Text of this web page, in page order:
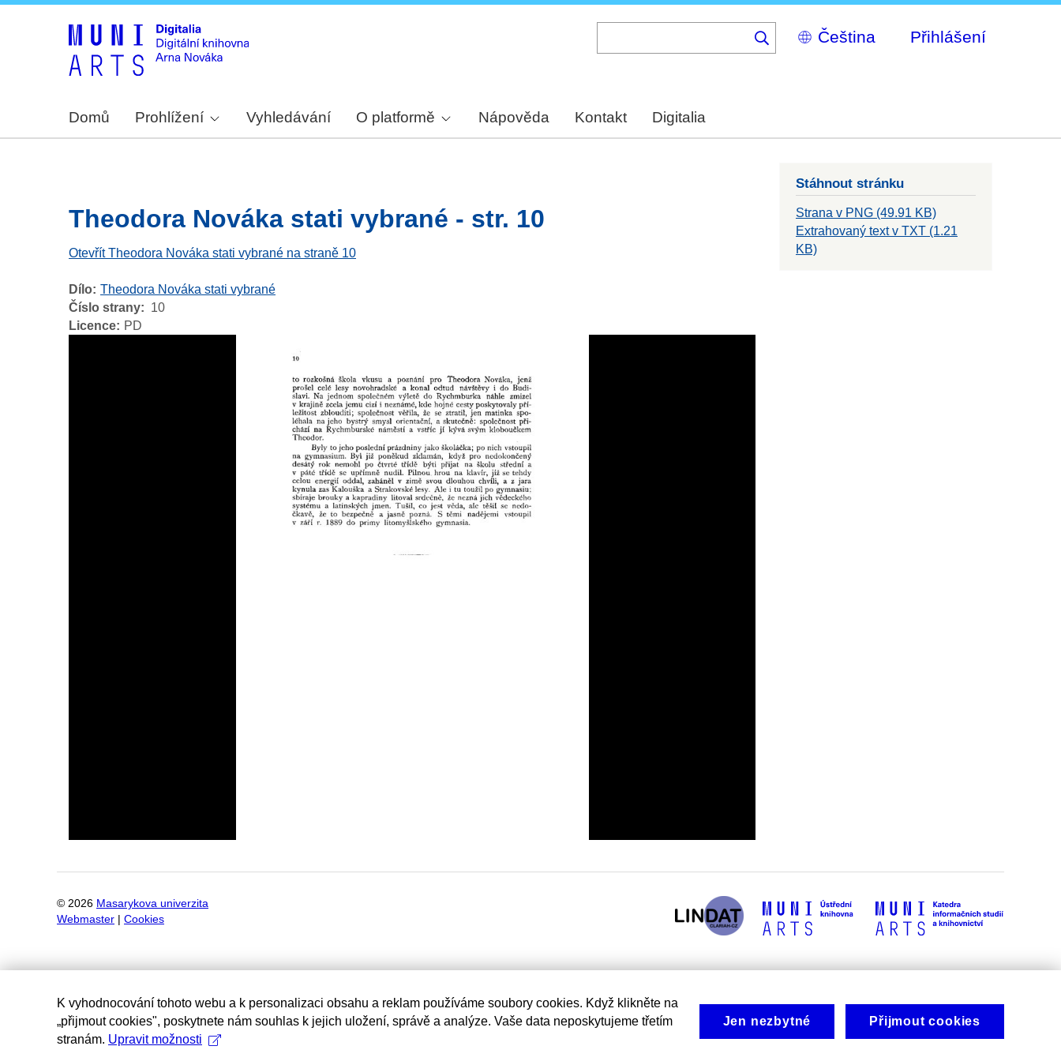
Select
your
Přihlášení
Domů Prohlížení Vyhledávání O platformě Nápověda Kontakt Digitalia
Theodora Nováka stati vybrané - str. 10
Otevřít Theodora Nováka stati vybrané na straně 10
Dílo Theodora Nováka stati vybrané
Číslo strany
10
Licence
PD
Stáhnout stránku
Strana v PNG (49.91 KB)
Extrahovaný text v TXT (1.21
KB)
© 2026 Masarykova univerzita
Webmaster
Cookies
K vyhodnocování tohoto webu a k personalizaci obsahu a reklam používáme soubory cookies. Když klikněte na
„přijmout cookies", poskytnete nám souhlas k jejich uložení, správě a analýze. Vaše data neposkytujeme třetím
stranám. Upravit možnosti
Jen nezbytné Přijmout cookies